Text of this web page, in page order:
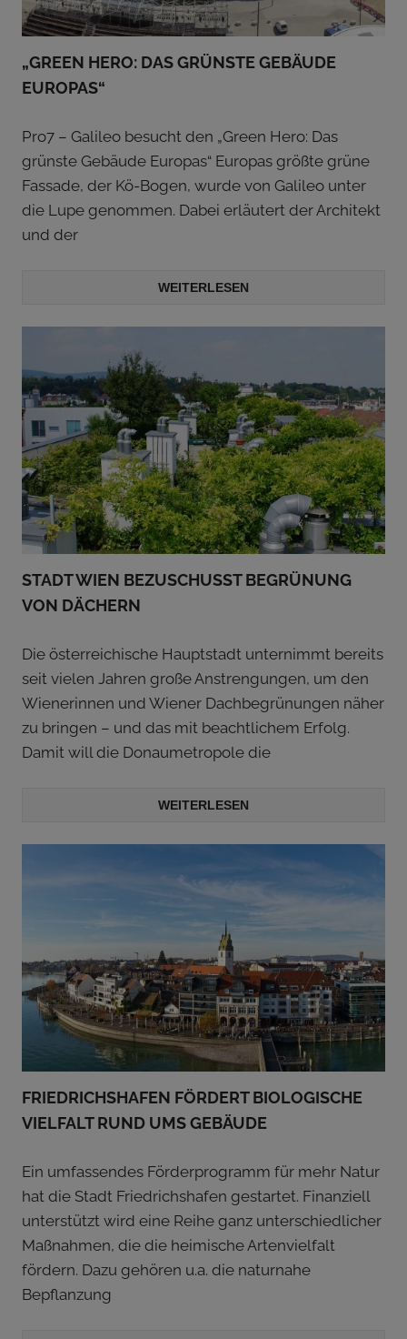
„GREEN HERO: DAS GRÜNSTE GEBÄUDE
EUROPAS“
Pro7 – Galileo besucht den „Green Hero: Das
grünste Gebäude Europas“ Europas größte grüne
Fassade, der Kö-Bogen, wurde von Galileo unter
die Lupe genommen. Dabei erläutert der Architekt
und der
WEITERLESEN
STADT WIEN BEZUSCHUSST BEGRÜNUNG
VON DÄCHERN
Die österreichische Hauptstadt unternimmt bereits
seit vielen Jahren große Anstrengungen, um den
Wienerinnen und Wiener Dachbegrünungen näher
zu bringen – und das mit beachtlichem Erfolg.
Damit will die Donaumetropole die
WEITERLESEN
FRIEDRICHSHAFEN FÖRDERT BIOLOGISCHE
VIELFALT RUND UMS GEBÄUDE
Ein umfassendes Förderprogramm für mehr Natur
hat die Stadt Friedrichshafen gestartet. Finanziell
unterstützt wird eine Reihe ganz unterschiedlicher
Maßnahmen, die die heimische Artenvielfalt
fördern. Dazu gehören u.a. die naturnahe
Bepflanzung